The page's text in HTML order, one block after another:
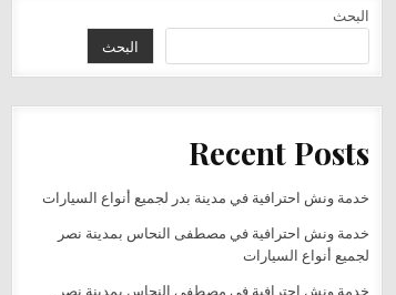
البحث
البحث
Recent Posts
خدمة ونش احترافية في مدينة بدر لجميع أنواع السيارات
خدمة ونش احترافية في مصطفى النحاس بمدينة نصر
لجميع أنواع السيارات
خدمة ونش احترافية في مصطفى النحاس بمدينة نصر